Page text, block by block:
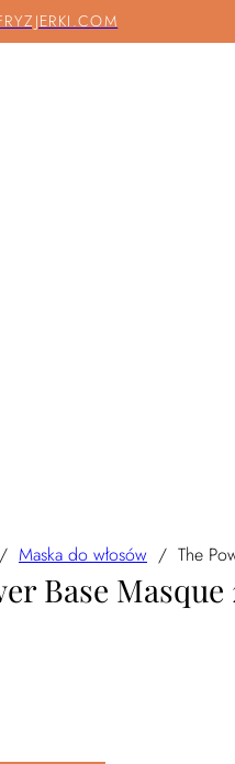
/ Maska do włosów / The
Base Masque